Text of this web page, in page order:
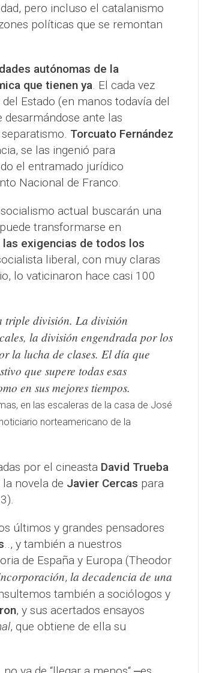
pero incluso el catalanismo
políticas que se remontan
autónomas de la
que tienen ya. El cada vez
Estado (en manos todavía del
desarmándose ante las
Torcuato Fernández
se las ingenió para
el entramado jurídico
Nacional de Franco.
actual buscarán una
transformarse en
exigencias de todos los
liberal, con muy claras
lo vaticinaron hace casi 100
triple división. La división
la división engendrada por los
la lucha de clases. El día que
que supere todas esas
en sus mejores tiempos.
en las escaleras de la casa de José
norteamericano de la
por el cineasta David Trueba
novela de Javier Cercas para
últimos y grandes pensadores
.., y también a nuestros
de España y Europa (Theodor
, la decadencia de una
también a sociólogos y
, y sus acertados ensayos
, que obtiene de ella su